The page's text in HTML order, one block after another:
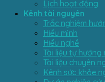
Lịch hoạt động
Kênh tài nguyên
Trắc nghiệm
Hiểu mình
Hiểu nghề
Tài liệu tự hướng
Tài liệu chuyên
Kênh sức khỏe